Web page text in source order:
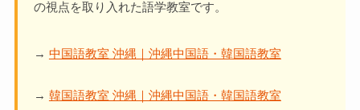
の視点を取り入れた語学教室です。
→ 中国語教室 沖縄｜沖縄中国語・韓国語教室
→ 韓国語教室 沖縄｜沖縄中国語・韓国語教室